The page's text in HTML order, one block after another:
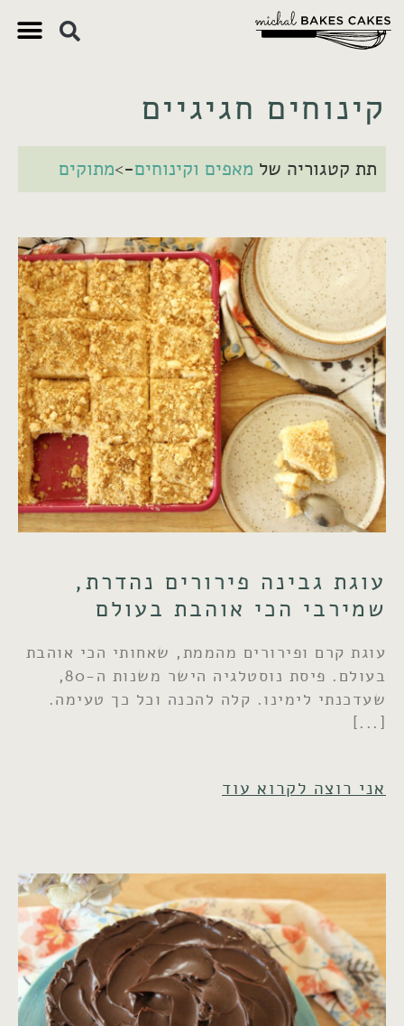
קינוחים חגיגיים
תת קטגוריה של מאפים וקינוחים->מתוקים
עוגת גבינה פירורים נהדרת,
שמירבי הכי אוהבת בעולם
עוגת קרם ופירורים מהממת, שאחותי הכי אוהבת
בעולם. פיסת נוסטלגיה הישר משנות ה-80,
שעדכנתי לימינו. קלה להכנה וכל כך טעימה.
אני רוצה לקרוא עוד